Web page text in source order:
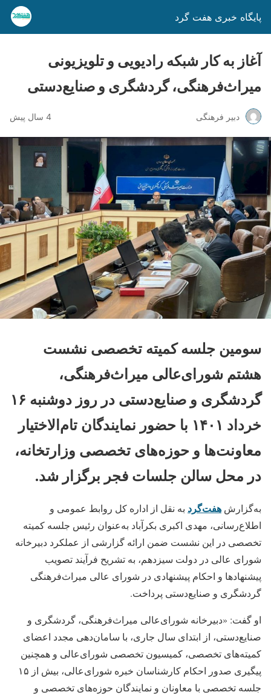
پایگاه خبری هفت گرد
آغاز به کار شبکه رادیویی و تلویزیونی
میراث‌فرهنگی، گردشگری و صنایع‌دستی
دبیر فرهنگی 4 سال پیش
سومین جلسه کمیته تخصصی نشست
هشتم شورای‌عالی میراث‌فرهنگی،
گردشگری و صنایع‌دستی در روز دوشنبه ۱۶
خرداد ۱۴۰۱ با حضور نمایندگان تام‌الاختیار
معاونت‌ها و حوزه‌های تخصصی وزارتخانه،
در محل سالن جلسات فجر برگزار شد.
به‌گزارش هفت‌گرد به نقل از اداره کل روابط عمومی و
اطلاع‌رسانی، مهدی اکبری بکرآباد به‌عنوان رئیس جلسه کمیته
تخصصی در این نشست ضمن ارائه گزارشی از عملکرد دبیرخانه
شورای عالی در دولت سیزدهم، به تشریح فرآیند تصویب
پیشنهادها و احکام پیشنهادی در شورای عالی میراث‌فرهنگی
گردشگری و صنایع‌دستی پرداخت.
او گفت: «دبیرخانه شورای‌عالی میراث‌فرهنگی، گردشگری و
صنایع‌دستی، از ابتدای سال جاری، با سامان‌دهی مجدد اعضای
کمیته‌های تخصصی، کمیسیون تخصصی شورای‌عالی و همچنین
پیگیری صدور احکام کارشناسان خبره شورای‌عالی، بیش از ۱۵
جلسه تخصصی با معاونان و نمایندگان حوزه‌های تخصصی و